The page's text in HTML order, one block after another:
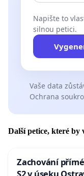
Napište to
silnou petici.
Vaše data
Ochrana
Další petice, které by
Zachování